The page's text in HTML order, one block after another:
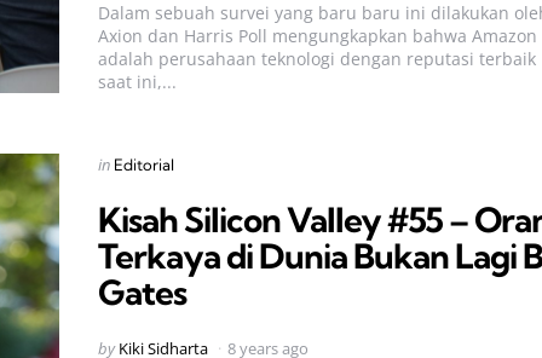
Dalam sebuah survei yang baru baru ini dilakukan
Axion dan Harris Poll mengungkapkan bahwa Amazon
adalah perusahaan teknologi dengan reputasi terbaik
saat ini,...
Categories
Posted
in Editorial
Kisah Silicon Valley #55 –
Terkaya di Dunia Bukan Lagi
Gates
Posted
by Kiki Sidharta 8 years ago